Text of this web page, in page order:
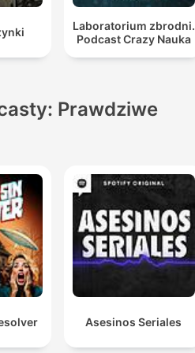
Laboratorium zbrodni.
Podcast Crazy Nauka
Prawdziwe
Asesinos Seriales